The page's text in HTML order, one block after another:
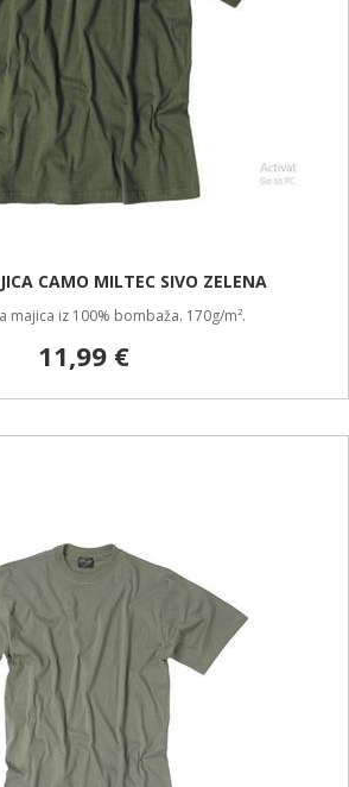
CAMO MILTEC SIVO ZELENA
majica iz 100% bombaža. 170g/m².
11,99 €